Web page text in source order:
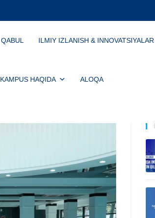
QABUL ILMIY IZLANISH & INNOVATSIYALAR
KAMPUS HAQIDA ALOQA